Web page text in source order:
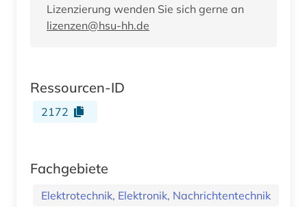
Lizenzierung wenden Sie sich gerne an
lizenzen@hsu-hh.de
Ressourcen-ID
2172
Fachgebiete
Elektrotechnik, Elektronik, Nachrichtentechnik